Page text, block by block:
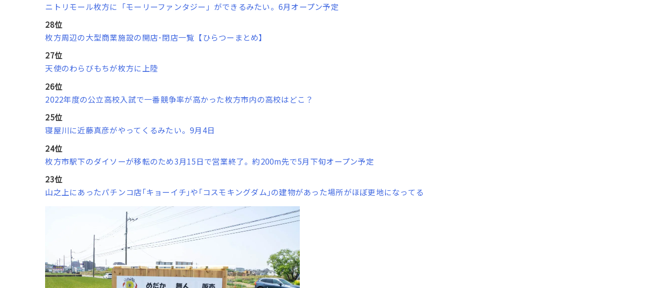
ニトリモール枚方に「モーリーファンタジー」ができるみたい。6月オープン予定
28位
枚方周辺の大型商業施設の開店･閉店一覧【ひらつーまとめ】
27位
天使のわらびもちが枚方に上陸
26位
2022年度の公立高校入試で一番競争率が高かった枚方市内の高校はどこ？
25位
寝屋川に近藤真彦がやってくるみたい。9月4日
24位
枚方市駅下のダイソーが移転のため3月15日で営業終了。約200m先で5月下旬オープン予定
23位
山之上にあったパチンコ店｢キョーイチ｣や｢コスモキングダム｣の建物があった場所がほぼ更地になってる